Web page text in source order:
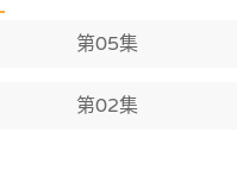
第05集
第02集